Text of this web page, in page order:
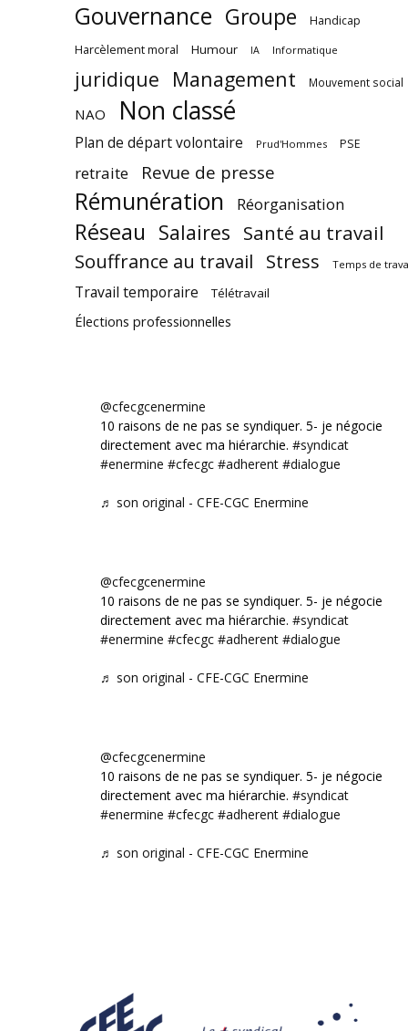
Gouvernance Groupe Handicap
Harcèlement moral Humour IA Informatique
juridique Management Mouvement social
NAO Non classé
Plan de départ volontaire Prud'Hommes PSE
retraite Revue de presse
Rémunération Réorganisation
Réseau Salaires Santé au travail
Souffrance au travail Stress Temps de
Travail temporaire Télétravail
Élections professionnelles
@cfecgcenermine
10 raisons de ne pas se syndiquer. 5- je négocie
directement avec ma hiérarchie. #syndicat
#enermine #cfecgc #adherent #dialogue
♬ son original - CFE-CGC Enermine
@cfecgcenermine
10 raisons de ne pas se syndiquer. 5- je négocie
directement avec ma hiérarchie. #syndicat
#enermine #cfecgc #adherent #dialogue
♬ son original - CFE-CGC Enermine
@cfecgcenermine
10 raisons de ne pas se syndiquer. 5- je négocie
directement avec ma hiérarchie. #syndicat
#enermine #cfecgc #adherent #dialogue
♬ son original - CFE-CGC Enermine